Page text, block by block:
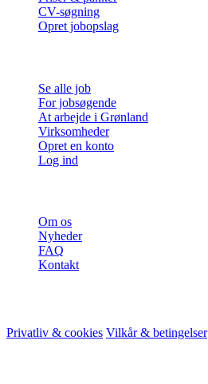
CV-søgning
Opret jobopslag
Se alle job
For jobsøgende
At arbejde i Grønland
Virksomheder
Opret en konto
Log ind
Om os
Nyheder
FAQ
Kontakt
Privatliv & cookies Vilkår & betingelser